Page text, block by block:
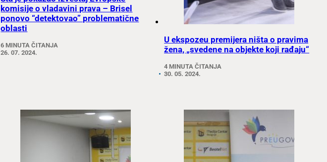
komisije o vladavini prava – Brisel
ponovo “detektovao” problematične
oblasti
6 MINUTA ČITANJA
26. 07. 2024.
U ekspozeu premijera ništa o pravima
žena, „svedene na objekte koji rađaju“
4 MINUTA ČITANJA
30. 05. 2024.